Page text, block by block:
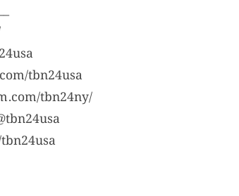
tbn24usa
tbn24ny/